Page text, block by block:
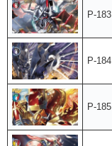
P-183
P-184
P-185